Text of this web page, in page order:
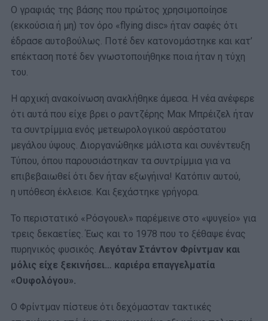
Ο γραφιάς της βάσης που πρώτος χρησιμοποίησε
(εκκούσια ή μη) τον όρο «flying disc» ήταν σαφές ότι
έδρασε αυτοβούλως. Ποτέ δεν κατονομάστηκε και κατ’
επέκταση ποτέ δεν γνωστοποιήθηκε ποια ήταν η τύχη
του.
Η αρχική ανακοίνωση ανακλήθηκε άμεσα. Η νέα ανέφερε
ότι αυτά που είχε βρει ο ραντζέρης Μακ Μπρέιζελ ήταν
τα συντρίμμια ενός μετεωρολογικού αερόστατου
μεγάλου ύψους. Διοργανώθηκε μάλιστα και συνέντευξη
Τύπου, όπου παρουσιάστηκαν τα συντρίμμια για να
επιβεβαιωθεί ότι δεν ήταν εξωγήινα! Κατόπιν αυτού,
η υπόθεση έκλεισε. Kαι ξεχάστηκε γρήγορα.
Το περιστατικό «Ρόσγουελ» παρέμεινε στο «ψυγείο» για
τρεις δεκαετίες. Έως και το 1978 που το ξέθαψε ένας
πυρηνικός φυσικός. Λεγόταν Στάντον Φρίντμαν και
μόλις είχε ξεκινήσει… καριέρα επαγγελματία
«Ουφολόγου».
Ο Φρίντμαν πίστευε ότι δεχόμασταν τακτικές